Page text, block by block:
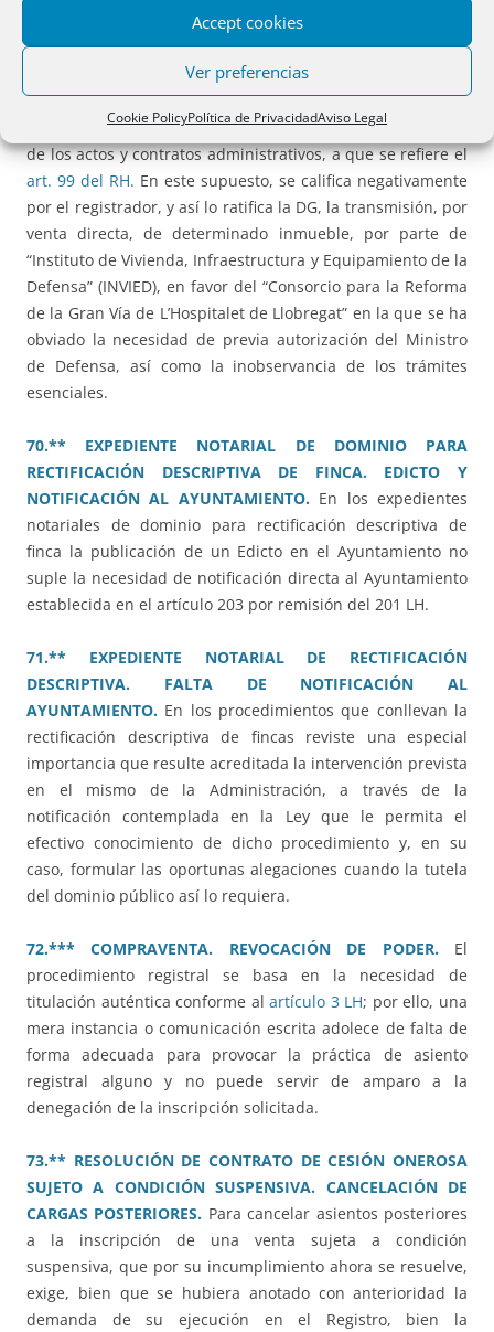
Accept cookies
Ver preferencias
Cookie PolicyPolítica de PrivacidadAviso Legal
69.** TRANSMISIÓN DE INMUEBLE PATRIMONIAL
MEDIANTE ENAJENACIÓN DIRECTA.La presente resolución
reconoce el control registral sobre determinados aspectos
de los actos y contratos administrativos, a que se refiere el
art. 99 del RH. En este supuesto, se califica negativamente
por el registrador, y así lo ratifica la DG, la transmisión, por
venta directa, de determinado inmueble, por parte de
“Instituto de Vivienda, Infraestructura y Equipamiento de la
Defensa” (INVIED), en favor del “Consorcio para la Reforma
de la Gran Vía de L’Hospitalet de Llobregat” en la que se ha
obviado la necesidad de previa autorización del Ministro
de Defensa, así como la inobservancia de los trámites
esenciales.
70.** EXPEDIENTE NOTARIAL DE DOMINIO PARA
RECTIFICACIÓN DESCRIPTIVA DE FINCA. EDICTO Y
NOTIFICACIÓN AL AYUNTAMIENTO.En los expedientes
notariales de dominio para rectificación descriptiva de
finca la publicación de un Edicto en el Ayuntamiento no
suple la necesidad de notificación directa al Ayuntamiento
establecida en el artículo 203 por remisión del 201 LH.
71.** EXPEDIENTE NOTARIAL DE RECTIFICACIÓN
DESCRIPTIVA. FALTA DE NOTIFICACIÓN AL
AYUNTAMIENTO. En los procedimientos que conllevan la
rectificación descriptiva de fincas reviste una especial
importancia que resulte acreditada la intervención prevista
en el mismo de la Administración, a través de la
notificación contemplada en la Ley que le permita el
efectivo conocimiento de dicho procedimiento y, en su
caso, formular las oportunas alegaciones cuando la tutela
del dominio público así lo requiera.
72.*** COMPRAVENTA. REVOCACIÓN DE PODER.El
procedimiento registral se basa en la necesidad de
titulación auténtica conforme alartículo 3 LH; por ello, una
mera instancia o comunicación escrita adolece de falta de
forma adecuada para provocar la práctica de asiento
registral alguno y no puede servir de amparo a la
denegación de la inscripción solicitada.
73.** RESOLUCIÓN DE CONTRATO DE CESIÓN ONEROSA
SUJETO A CONDICIÓN SUSPENSIVA. CANCELACIÓN DE
CARGAS POSTERIORES. Para cancelar asientos posteriores
a la inscripción de una venta sujeta a condición
suspensiva, que por su incumplimiento ahora se resuelve,
exige, bien que se hubiera anotado con anterioridad la
demanda de su ejecución en el Registro, bien la